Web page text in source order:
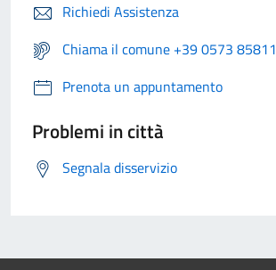
Richiedi Assistenza
Chiama il comune +39 0573 85811
Prenota un appuntamento
Problemi in città
Segnala disservizio